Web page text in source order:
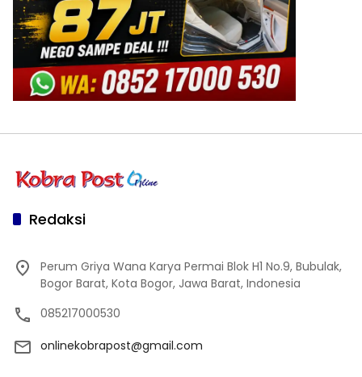
Redaksi
Perum Griya Wana Karya Permai Blok H1 No.9, Bubulak,
Bogor Barat, Kota Bogor, Jawa Barat, Indonesia
085217000530
onlinekobrapost@gmail.com